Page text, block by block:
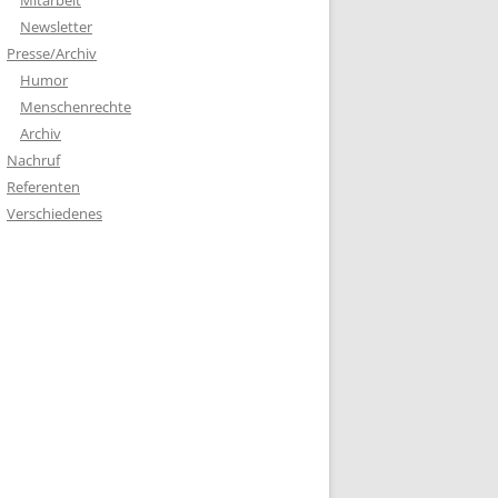
Newsletter
Presse/Archiv
Humor
Menschenrechte
Archiv
Nachruf
Referenten
Verschiedenes